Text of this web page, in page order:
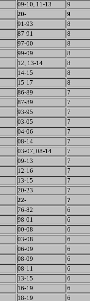
09-10, 11-13
9
20-
9
91-93
8
87-91
8
97-00
8
99-09
8
12, 13-14
8
14-15
8
15-17
8
86-89
7
87-89
7
93-95
7
03-05
7
04-06
7
08-14
7
03-07, 08-14
7
09-13
7
12-16
7
13-15
7
20-23
7
22-
7
76-82
6
98-01
6
00-08
6
03-08
6
06-09
6
08-09
6
08-11
6
13-15
6
16-19
6
18-19
6